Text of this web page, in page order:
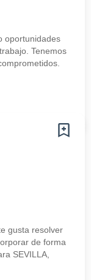
oportunidades
Tenemos
gusta resolver
de forma
SEVILLA,